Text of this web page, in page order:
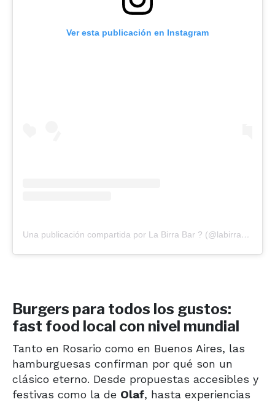
Ver esta publicación en Instagram
Una publicación compartida por La Birra Bar ? (@labirrabar)
Burgers para todos los gustos:
fast food local con nivel mundial
Tanto en Rosario como en Buenos Aires, las
hamburguesas confirman por qué son un
clásico eterno. Desde propuestas accesibles y
festivas como la de Olaf, hasta experiencias